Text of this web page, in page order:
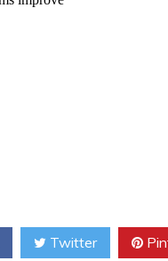
Twitter